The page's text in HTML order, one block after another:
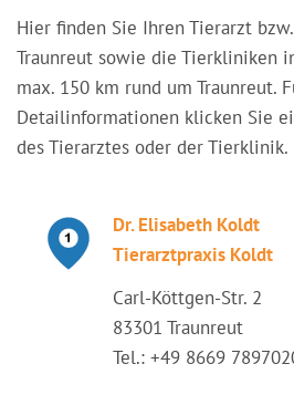
Hier finden Sie Ihren Tierarzt
Traunreut sowie die Tierkliniken
max. 150 km rund um Traunreut.
Detailinformationen klicken Sie
des Tierarztes oder der Tierklinik.
Dr. Elisabeth Koldt
Tierarztpraxis Koldt
Carl-Köttgen-Str. 2
83301 Traunreut
Tel.: +49 8669